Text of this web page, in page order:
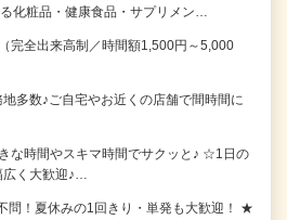
化粧品・健康食品・サプリメン…
完全出来高制／時間額1,500円～5,000
多数♪ご自宅やお近くの店舗で間時間に
な時間やスキマ時間でサクッと♪ ☆1日の
広く大歓迎♪…
問！夏休みの1回きり・単発も大歓迎！ ★